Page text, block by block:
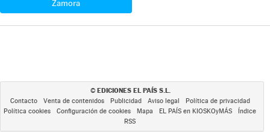
Zamora
© EDICIONES EL PAÍS S.L.
Contacto Venta de contenidos Publicidad Aviso legal
Política de privacidad
Política cookies
Configuración de cookies Mapa EL PAÍS en KIOSKOyMÁS
Índice
RSS